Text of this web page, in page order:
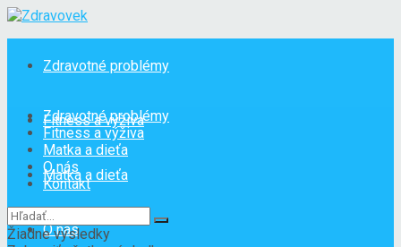
Zdravotné problémy
Fitness a výživa
Matka a dieťa
O nás
Zdravotné problémy
Fitness a výživa
Matka a dieťa
O nás
Kontakt
Žiadne výsledky